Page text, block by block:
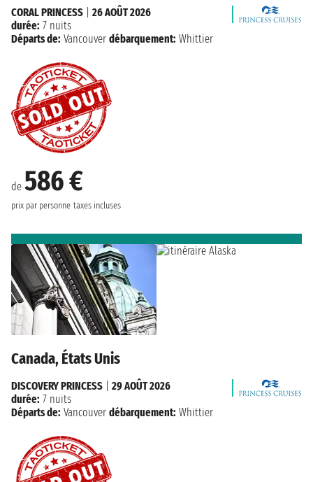
de 586 €
prix par personne taxes incluses
CORAL PRINCESS
26 AOÛT 2026
durée: 7 nuits
Départs de: Vancouver débarquement: Whittier
Canada, États Unis
DISCOVERY PRINCESS
29 AOÛT 2026
durée: 7 nuits
Départs de: Vancouver débarquement: Whittier